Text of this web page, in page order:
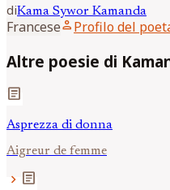
diKama Sywor Kamanda
Franceseperson Profilo del
Altre poesie di
article
Asprezza di donna
Aigreur de femme
chevron_right article